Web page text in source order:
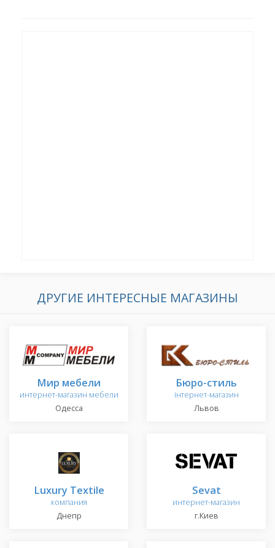
ДРУГИЕ ИНТЕРЕСНЫЕ МАГАЗИНЫ
Мир мебели
интернет-магазин мебели
Одесса
Бюро-стиль
інтернет-магазин
Львов
Luxury Textile
компания
Днепр
Sevat
интернет-магазин
г.Киев